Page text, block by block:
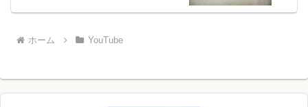
ホーム YouTube